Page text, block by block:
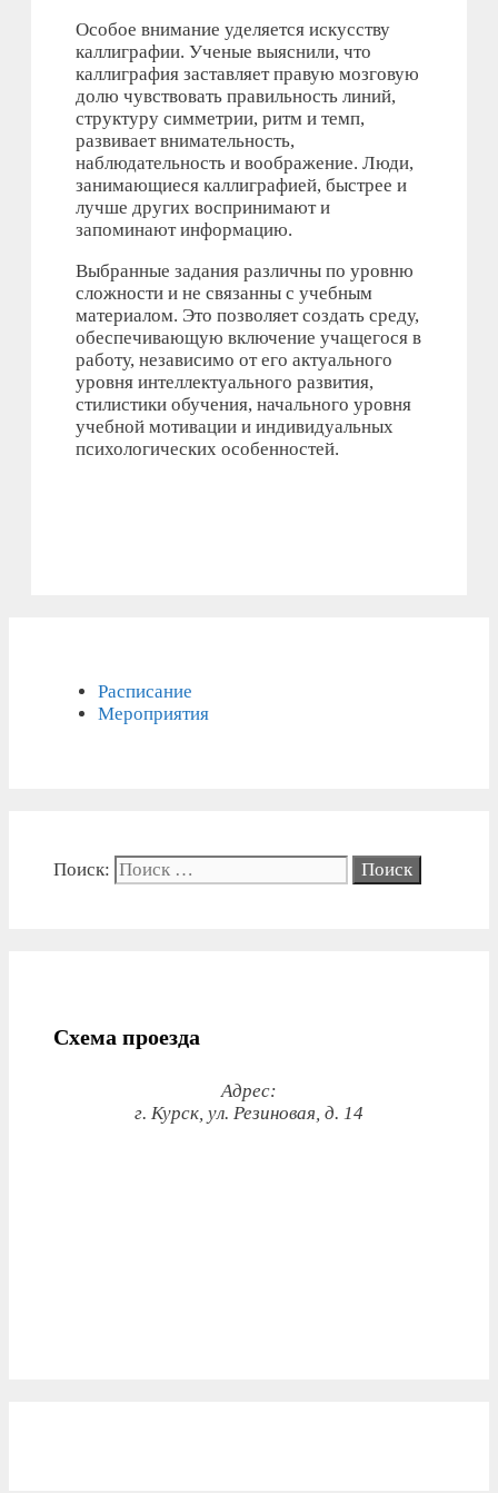
Особое внимание уделяется искусству
каллиграфии. Ученые выяснили, что
каллиграфия заставляет правую мозговую
долю чувствовать правильность линий,
структуру симметрии, ритм и темп,
развивает внимательность,
наблюдательность и воображение. Люди,
занимающиеся каллиграфией, быстрее и
лучше других воспринимают и
запоминают информацию.
Выбранные задания различны по уровню
сложности и не связанны с учебным
материалом. Это позволяет создать среду,
обеспечивающую включение учащегося в
работу, независимо от его актуального
уровня интеллектуального развития,
стилистики обучения, начального уровня
учебной мотивации и индивидуальных
психологических особенностей.
Расписание
Мероприятия
Поиск:
Схема проезда
Адрес:
г. Курск, ул. Резиновая, д. 14